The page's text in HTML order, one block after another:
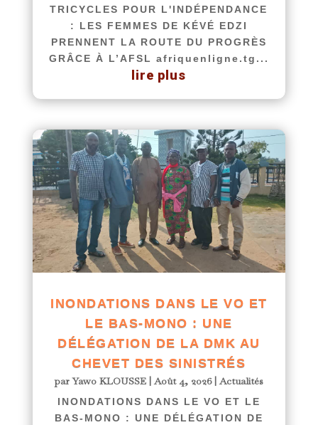
TRICYCLES POUR L'INDÉPENDANCE
: LES FEMMES DE KÉVÉ EDZI
PRENNENT LA ROUTE DU PROGRÈS
GRÂCE À L’AFSL afriquenligne.tg...
lire plus
INONDATIONS DANS LE VO ET
LE BAS-MONO : UNE
DÉLÉGATION DE LA DMK AU
CHEVET DES SINISTRÉS
parYawo KLOUSSE |Août 4, 2026|Actualités
INONDATIONS DANS LE VO ET LE
BAS-MONO : UNE DÉLÉGATION DE